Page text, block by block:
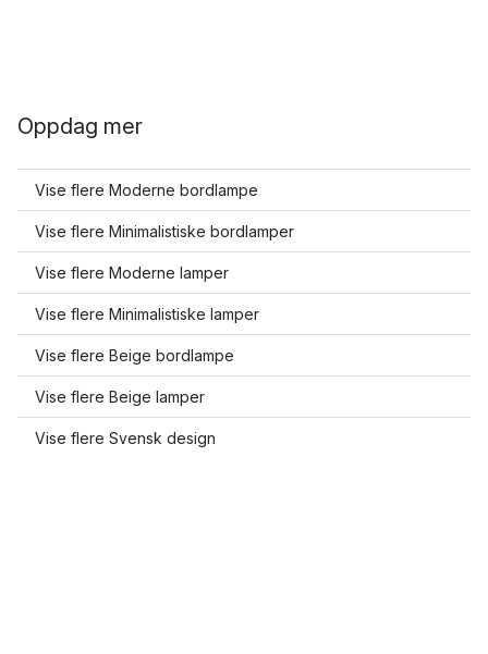
Oppdag mer
Vise flere Moderne bordlampe
Vise flere Minimalistiske bordlamper
Vise flere Moderne lamper
Vise flere Minimalistiske lamper
Vise flere Beige bordlampe
Vise flere Beige lamper
Vise flere Svensk design